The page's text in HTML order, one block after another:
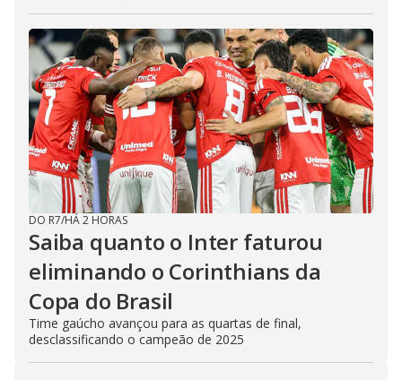
DO R7/HÁ 2 HORAS
Saiba quanto o Inter faturou
eliminando o Corinthians da
Copa do Brasil
Time gaúcho avançou para as quartas de final,
desclassificando o campeão de 2025